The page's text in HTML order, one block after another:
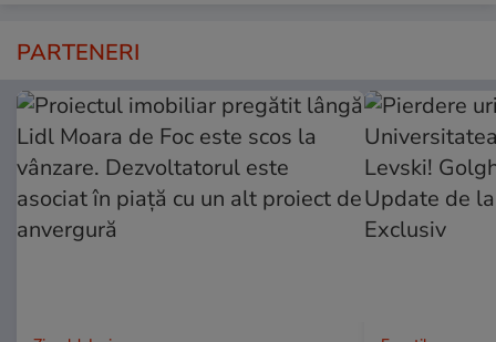
PARTENERI